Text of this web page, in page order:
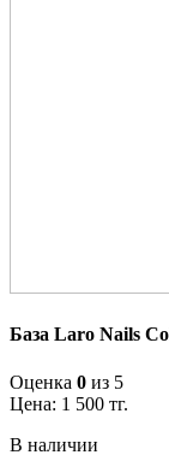
База Laro Nails
Оценка 0 из 5
Цена: 1 500 тг.
В наличии